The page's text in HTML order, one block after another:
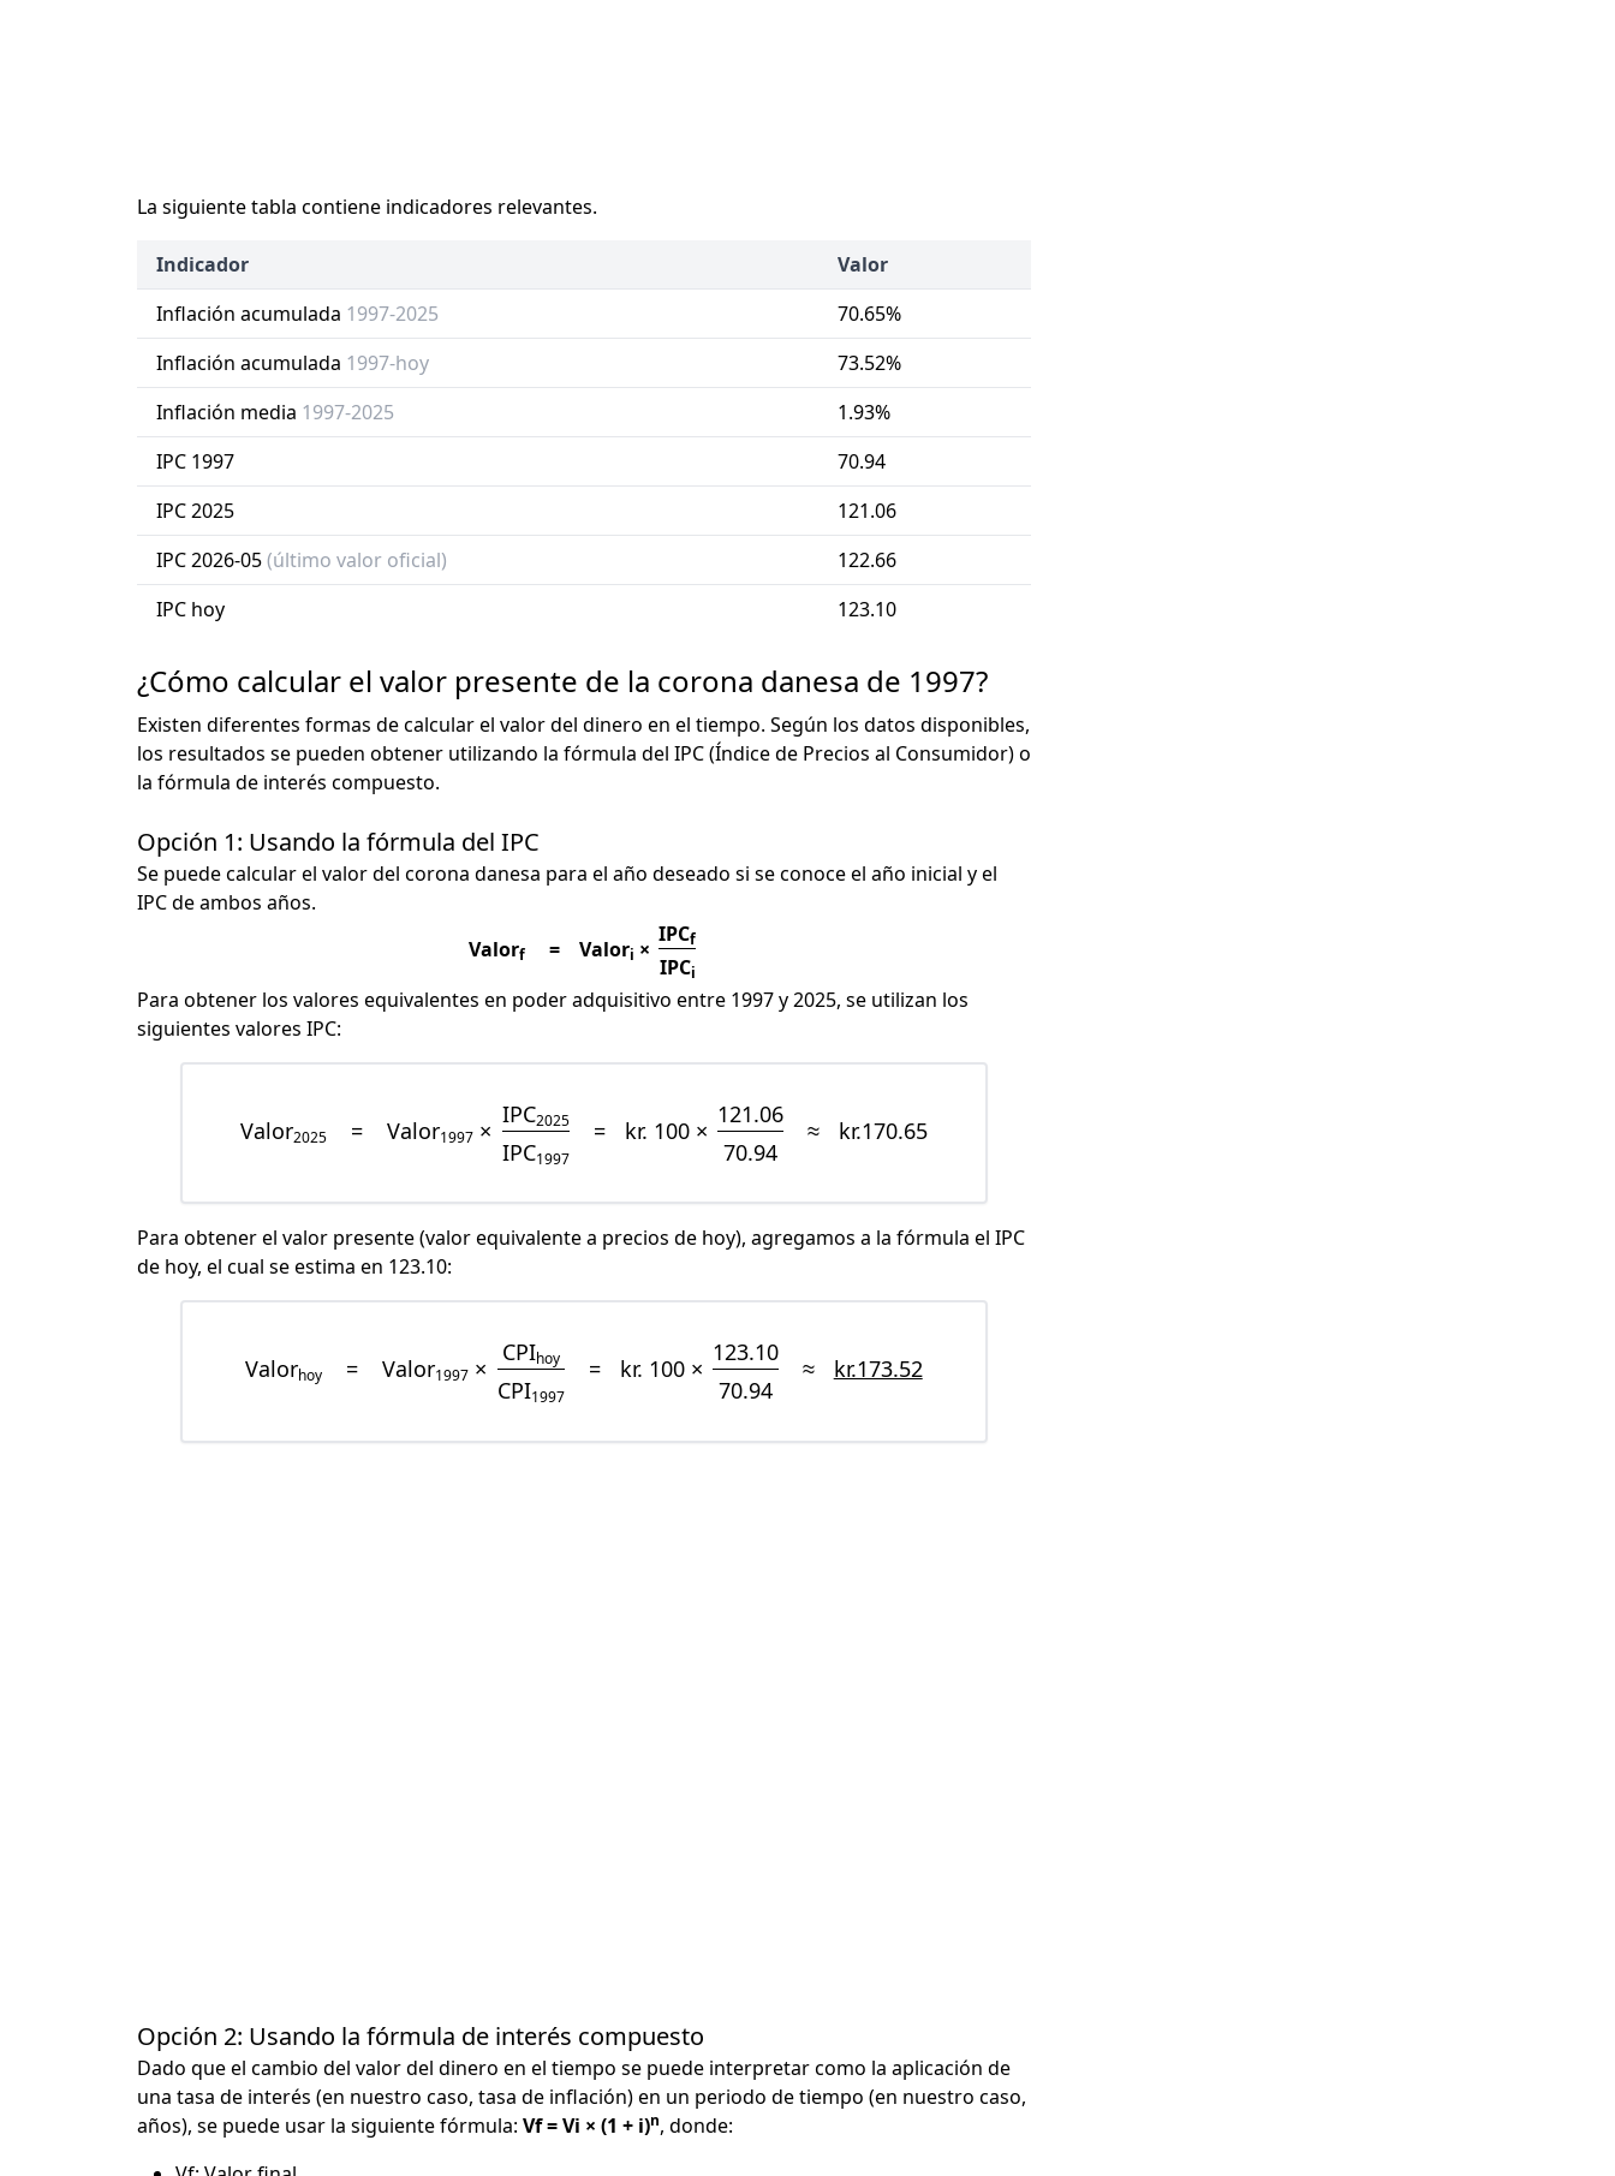
La siguiente tabla contiene indicadores relevantes.
Indicador
Valor
Inflación acumulada 1997-2025
70.65%
Inflación acumulada 1997-hoy
73.52%
Inflación media 1997-2025
1.93%
IPC 1997
70.94
IPC 2025
121.06
IPC 2026-05(último valor oficial)
122.66
IPC hoy
123.10
¿Cómo calcular el valor presente de la corona danesa de 1997?
Existen diferentes formas de calcular el valor del dinero en el tiempo. Según los datos disponibles,
los resultados se pueden obtener utilizando la fórmula del IPC (Índice de Precios al Consumidor) o
la fórmula de interés compuesto.
Opción 1: Usando la fórmula del IPC
Se puede calcular el valor del corona danesa para el año deseado si se conoce el año inicial y el
IPC de ambos años.
Valorf = Valori ×
IPCf
IPCi
Para obtener los valores equivalentes en poder adquisitivo entre 1997 y 2025, se utilizan los
siguientes valores IPC:
Valor2025 = Valor1997 ×
IPC2025
IPC1997
= kr. 100 ×
121.06
70.94
≈ kr.170.65
Para obtener el valor presente (valor equivalente a precios de hoy), agregamos a la fórmula el IPC
de hoy, el cual se estima en 123.10:
Valorhoy = Valor1997 ×
CPIhoy
CPI1997
= kr. 100 ×
123.10
70.94
≈ kr.173.52
Opción 2: Usando la fórmula de interés compuesto
Dado que el cambio del valor del dinero en el tiempo se puede interpretar como la aplicación de
una tasa de interés (en nuestro caso, tasa de inflación) en un periodo de tiempo (en nuestro caso,
años), se puede usar la siguiente fórmula: Vf = Vi × (1 + i)n, donde: